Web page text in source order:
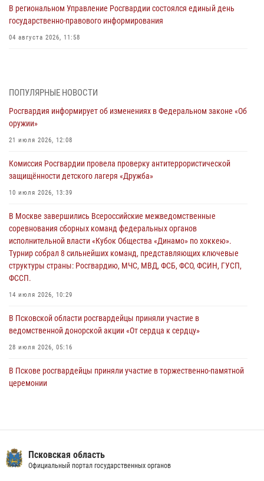
В региональном Управление Росгвардии состоялся единый день
государственно-правового информирования
04 августа 2026, 11:58
03 августа 2026, 17:21
21 единицу оружия изъяли Псковские росгвардейцы за неделю
03 августа 2026, 14:10
безопасности во время празднования Дня ВДВ
улицу Труда
31 июля 2026, 13:53
В Санкт-Петербурге прошел окружной этап ежегодного
Всероссийского конкурса профессионального мастерства среди
сотрудников вневедомственной охраны Росгвардии, Псковские
Росгвардейцы одержали победу
ПОПУЛЯРНЫЕ НОВОСТИ
Росгвардия информирует об изменениях в Федеральном законе «Об
оружии»
21 июля 2026, 12:08
Комиссия Росгвардии провела проверку антитеррористической
защищённости детского лагеря «Дружба»
10 июля 2026, 13:39
В Москве завершились Всероссийские межведомственные
соревнования сборных команд федеральных органов
исполнительной власти «Кубок Общества «Динамо» по хоккею».
Турнир собрал 8 сильнейших команд, представляющих ключевые
структуры страны: Росгвардию, МЧС, МВД, ФСБ, ФСО, ФСИН, ГУСП,
ФССП.
14 июля 2026, 10:29
В Псковской области росгвардейцы приняли участие в
ведомственной донорской акции «От сердца к сердцу»
28 июля 2026, 05:16
В Пскове росгвардейцы приняли участие в торжественно-памятной
церемонии
13 июля 2026, 05:29
Псковская область
Официальный портал государственных органов